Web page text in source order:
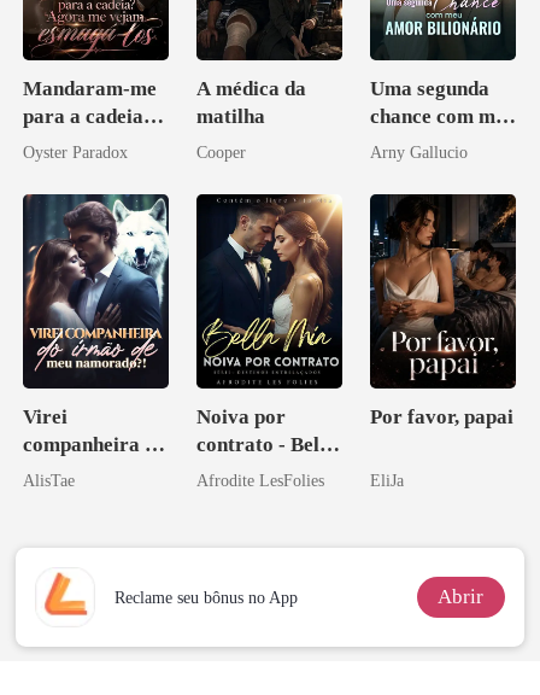
Mandaram-me
para a cadeia?
Agora me
los
Oyster Paradox
A médica da
matilha
Cooper
Uma segunda
chance com meu
amor bilionário
Arny Gallucio
Virei
companheira do
irmão de meu
AlisTae
Noiva por
contrato - Bella
Mia
Afrodite LesFolies
Por favor, papai
EliJa
Reclame seu bônus no App Abrir